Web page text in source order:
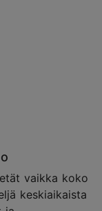
vaikka koko
keskiaikaista